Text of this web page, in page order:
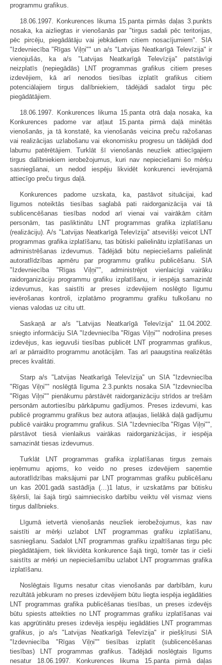
programmu grafikus.
18.06.1997. Konkurences likuma 15.panta pirmās daļas 3.punkts
nosaka, ka aizliegtas ir vienošanās par "tirgus sadali pēc teritorijas,
pēc pircēju, piegādātāju vai jebkādiem citiem nosacījumiem". SIA
"Izdevniecība "Rīgas Viļņi"" un a/s "Latvijas Neatkarīgā Televīzija" ir
vienojušās, ka a/s "Latvijas Neatkarīgā Televīzija" patstāvīgi
neizplatīs (nepiegādās) LNT programmas grafikus citiem preses
izdevējiem, kā arī nenodos tiesības izplatīt grafikus citiem
potenciālajiem tirgus dalībniekiem, tādējādi sadalot tirgu pēc
piegādātājiem.
18.06.1997. Konkurences likuma 15.panta otrā daļa nosaka, ka
Konkurences padome var atļaut 15.panta pirmā daļā minētās
vienošanās, ja tā konstatē, ka vienošanās veicina preču ražošanas
vai realizācijas uzlabošanu vai ekonomisku progresu un tādējādi dod
labumu patērētājiem. Turklāt šī vienošanās neuzliek attiecīgajiem
tirgus dalībniekiem ierobežojumus, kuri nav nepieciešami šo mērķu
sasniegšanai, un nedod iespēju likvidēt konkurenci ievērojamā
attiecīgo preču tirgus daļā.
Konkurences padome uzskata, ka, pastāvot situācijai, kad
līgumos noteiktās tiesības saglabā pati raidorganizācija vai tā
sublicencēšanas tiesības nodod arī vienai vai vairākām citām
personām, tas pasliktinātu LNT programmas grafika izplatīšanu
(realizāciju). A/s "Latvijas Neatkarīgā Televīzija" atsevišķi veicot LNT
programmas grafika izplatīšanu, tas būtiski palielinātu izplatīšanas un
administrēšanas izdevumus. Tādējādi būtu nepieciešams palielināt
autoratlīdzības apmēru par programmu grafiku publicēšanu. SIA
"Izdevniecība "Rīgas Viļņi"", administrējot vienlaicīgi vairāku
raidorganizāciju programmu grafiku izplatīšanu, ir iespēja samazināt
izdevumus, kas saistīti ar preses izdevējiem noslēgto līgumu
ievērošanas kontroli, izplatāmo programmu grafiku tulkošanu no
vienas valodas uz citu utt.
Saskaņā ar a/s "Latvijas Neatkarīgā Televīzija" 11.04.2002.
sniegto informāciju SIA "Izdevniecība "Rīgas Viļņi"" nodrošina preses
izdevējus, kas ieguvuši tiesības publicēt LNT programmas grafikus,
arī ar pārraidīto programmu anotācijām. Tas arī paaugstina realizētās
preces kvalitāti.
Starp a/s "Latvijas Neatkarīgā Televīzija" un SIA "Izdevniecība
"Rīgas Viļņi"" noslēgtā līguma 2.3.punkts nosaka SIA "Izdevniecība
"Rīgas Viļņi"" pienākumu pārstāvēt raidorganizāciju strīdos ar trešām
personām autortiesību pārkāpumu gadījumos. Preses izdevumi, kas
publicē programmu grafikus bez autora atļaujas, lielākā daļā gadījumu
publicē vairāku programmu grafikus. SIA "Izdevniecība "Rīgas Viļņi"",
pārstāvot tiesā vienlaikus vairākas raidorganizācijas, ir iespēja
samazināt tiesas izdevumus.
Turklāt LNT programmas grafika izplatīšanas tirgus zemais
ieņēmumu apjoms, ko veido no preses izdevējiem saņemtie
autoratlīdzības maksājumi par LNT programmas grafiku publicēšanu
un kas 2001.gadā sastādīja (…)1 latus, ir uzskatāms par būtisku
šķērsli, lai šajā tirgū saimniecisko darbību veiktu vēl vismaz viens
tirgus dalībnieks.
Līgumā ietvertā vienošanās neuzliek ierobežojumus, kas nav
saistīti ar mērķi uzlabot LNT programmas grafiku izplatīšanu,
sasniegšanu. Sadalot LNT programmas grafiku izpaltīšanas tirgu pēc
piegādātājiem, tiek likvidēta konkurence šajā tirgū, tomēr tas ir cieši
saistīts ar mērķi un nepieciešamību uzlabot LNT programmas grafika
izplatīšanu.
Noslēgtais līgums nesatur citas vienošanās par darbībām, kuru
rezultātā jebkuram no preses izdevējiem būtu liegta iespēja iegādāties
LNT programmas grafika publicēšanas tiesības, un preses izdevējs
būtu spiests atteikties no LNT programmas grafiku izplatīšanas vai
kas apgrūtinātu preses izdevēja iespēju iegādāties LNT programmas
grafikus, jo a/s "Latvijas Neatkarīgā Televīzija" ir piešķīrusi SIA
"Izdevniecība "Rīgas Viļņi"" tiesības izplatīt (sublicencēšanas
tiesības) LNT programmas grafikus. Tādējādi noslēgtais līgums
nesatur 18.06.1997. Konkurences likuma 15.panta pirmā daļas